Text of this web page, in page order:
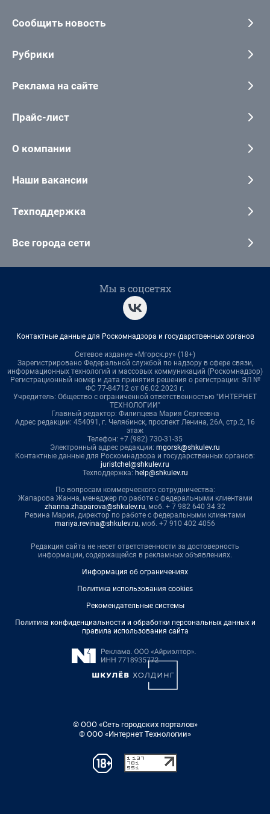
Сообщить новость
Рубрики
Реклама на сайте
Прайс-лист
О компании
Наши вакансии
Техподдержка
Все города сети
Мы в соцсетях
Контактные данные для Роскомнадзора и государственных органов
Сетевое издание «Мгорск.ру» (18+)
Зарегистрировано Федеральной службой по надзору в сфере связи,
информационных технологий и массовых коммуникаций (Роскомнадзор)
Регистрационный номер и дата принятия решения о регистрации: ЭЛ №
ФС 77-84712 от 06.02.2023 г.
Учредитель: Общество с ограниченной ответственностью "ИНТЕРНЕТ
ТЕХНОЛОГИИ"
Главный редактор: Филипцева Мария Сергеевна
Адрес редакции: 454091, г. Челябинск, проспект Ленина, 26А, стр.2, 16
этаж
Телефон: +7 (982) 730-31-35
Электронный адрес редакции: mgorsk@shkulev.ru
Контактные данные для Роскомнадзора и государственных органов:
juristchel@shkulev.ru
Техподдержка: help@shkulev.ru
По вопросам коммерческого сотрудничества:
Жапарова Жанна, менеджер по работе с федеральными клиентами
zhanna.zhaparova@shkulev.ru, моб. + 7 982 640 34 32
Ревина Мария, директор по работе с федеральными клиентами
mariya.revina@shkulev.ru, моб. +7 910 402 4056
Редакция сайта не несет ответственности за достоверность
информации, содержащейся в рекламных объявлениях.
Информация об ограничениях
Политика использования cookies
Рекомендательные системы
Политика конфиденциальности и обработки персональных данных и
правила использования сайта
© ООО «Сеть городских порталов»
© ООО «Интернет Технологии»